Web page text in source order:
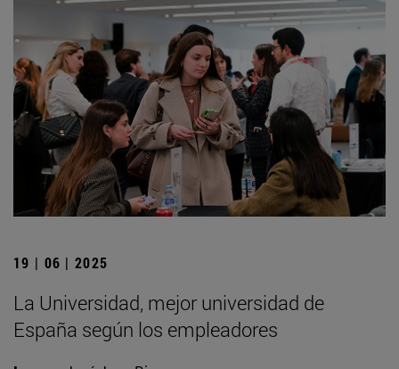
19 | 06 | 2025
La Universidad, mejor universidad de
España según los empleadores